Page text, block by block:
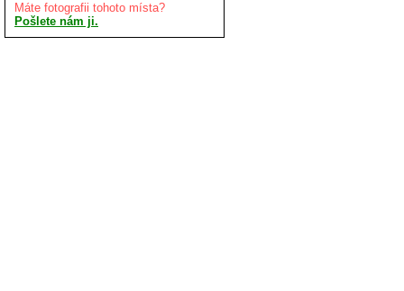
Máte fotografii tohoto místa?
Pošlete nám ji.